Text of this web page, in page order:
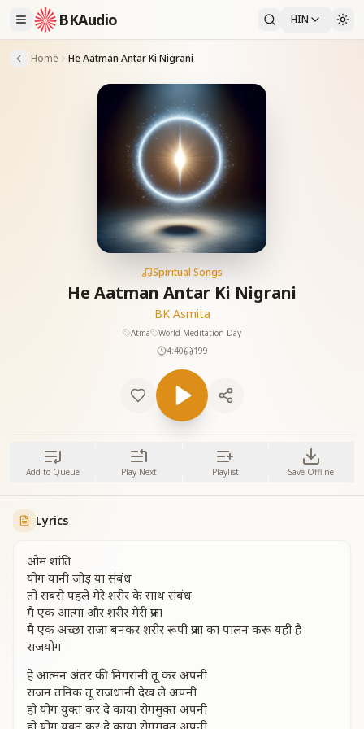
BKAudio HIN
Home He Aatman Antar Ki Nigrani
Spiritual Songs
He Aatman Antar Ki Nigrani
BK Asmita
Atma
World Meditation Day
4:40
199
Add to Queue Play Next Playlist Save Offline
Lyrics
ओम शांति
योग यानी जोड़ या संबंध
तो सबसे पहले मेरे शरीर के साथ संबंध
मै एक आत्मा और शरीर मेरी प्रजा
मै एक अच्छा राजा बनकर शरीर रूपी प्रजा का पालन करू यही है
राजयोग
हे आत्मन अंतर की निगरानी तू कर अपनी
राजन तनिक तू राजधानी देख ले अपनी
हो योग युक्त कर दे काया रोगमुक्त अपनी
हो योग युक्त कर दे काया रोगमुक्त अपनी